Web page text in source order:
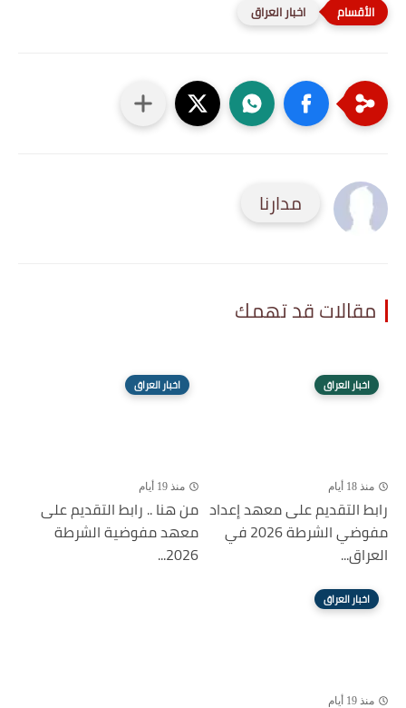
اخبار العراق
مدارنا
مقالات قد تهمك
اخبار العراق
منذ 18 أيام
رابط التقديم على معهد إعداد
مفوضي الشرطة 2026 في
العراق...
اخبار العراق
منذ 19 أيام
من هنا .. رابط التقديم على
معهد مفوضية الشرطة
2026...
اخبار العراق
منذ 19 أيام